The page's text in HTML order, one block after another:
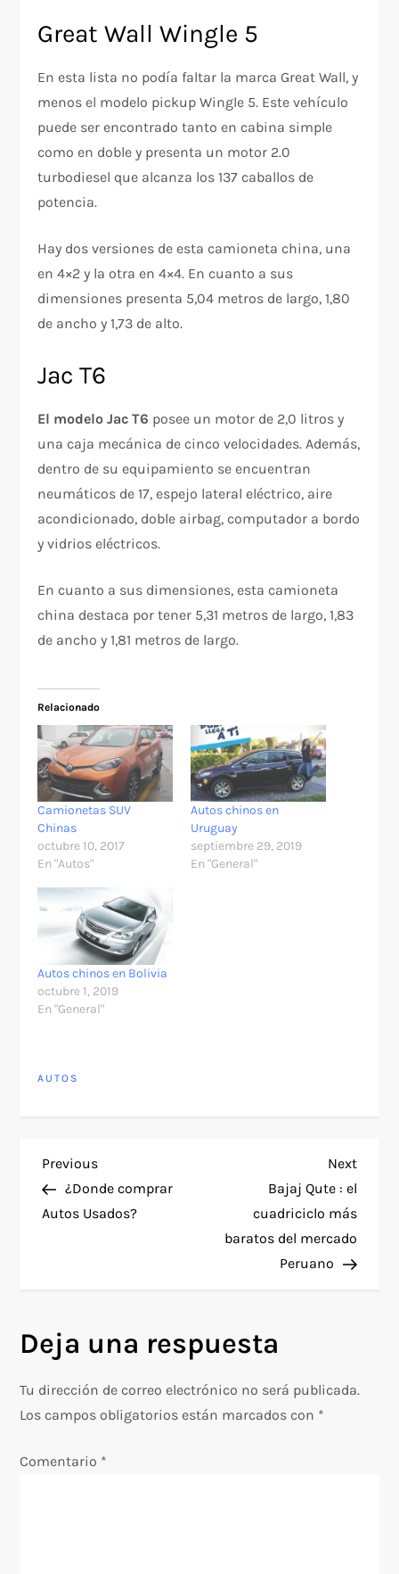
Great Wall Wingle 5
En esta lista no podía faltar la marca Great Wall, y
menos el modelo pickup Wingle 5. Este vehículo
puede ser encontrado tanto en cabina simple
como en doble y presenta un motor 2.0
turbodiesel que alcanza los 137 caballos de
potencia.
Hay dos versiones de esta camioneta china, una
en 4×2 y la otra en 4×4. En cuanto a sus
dimensiones presenta 5,04 metros de largo, 1,80
de ancho y 1,73 de alto.
Jac T6
El modelo Jac T6 posee un motor de 2,0 litros y
una caja mecánica de cinco velocidades. Además,
dentro de su equipamiento se encuentran
neumáticos de 17, espejo lateral eléctrico, aire
acondicionado, doble airbag, computador a bordo
y vidrios eléctricos.
En cuanto a sus dimensiones, esta camioneta
china destaca por tener 5,31 metros de largo, 1,83
de ancho y 1,81 metros de largo.
Relacionado
Camionetas SUV
Chinas
octubre 10, 2017
En "Autos"
Autos chinos en
Uruguay
septiembre 29, 2019
En "General"
Autos chinos en Bolivia
octubre 1, 2019
En "General"
AUTOS
N
a
g
a
c
i
Previous
Post
Previous
¿Donde comprar
Autos Usados?
Next
Post
Next
Bajaj Qute : el
cuadriciclo más
baratos del mercado
Peruano
Deja una respuesta
Tu dirección de correo electrónico no será publicada.
Los campos obligatorios están marcados con *
Comentario *